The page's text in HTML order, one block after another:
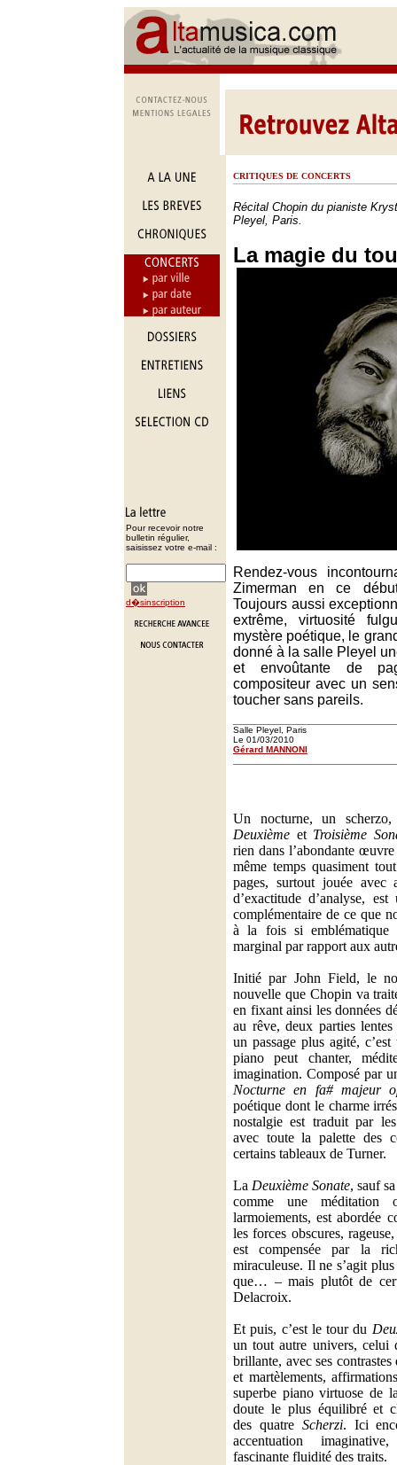
Pour recevoir notre
bulletin régulier,
saisissez votre e-mail :
d�sinscription
CRITIQUES DE CONCERTS
Récital Chopin du pianiste
Pleyel, Paris.
La magie du
Rendez-vous
Zimerman en ce
Toujours aussi
extrême, virtuosité
mystère poétique, le
donné à la salle Pleyel
et envoûtante de
compositeur avec un
toucher sans pareils.
Salle Pleyel, Paris
Le 01/03/2010
Gérard MANNONI
Un nocturne, un
Deuxième et Troisième
rien dans l’abondante
même temps quasiment
pages, surtout jouée avec
d’exactitude d’analyse,
complémentaire de ce que
à la fois si
marginal par rapport aux
Initié par John Field, le
nouvelle que Chopin va
en fixant ainsi les données
au rêve, deux parties
un passage plus agité,
piano peut chanter,
imagination. Composé par
Nocturne en fa# majeur
poétique dont le charme
nostalgie est traduit par
avec toute la palette des
certains tableaux de Turner.
La Deuxième Sonate, sauf
comme une méditation
larmoiements, est abordée
les forces obscures,
est compensée par la
miraculeuse. Il ne s’agit
que… – mais plutôt de
Delacroix.
Et puis, c’est le tour du
un tout autre univers, celui
brillante, avec ses
et martèlements,
superbe piano virtuose de
doute le plus équilibré et
des quatre Scherzi. Ici
accentuation
fascinante fluidité des traits.